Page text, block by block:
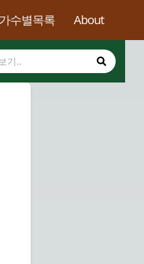
가수별목록 About